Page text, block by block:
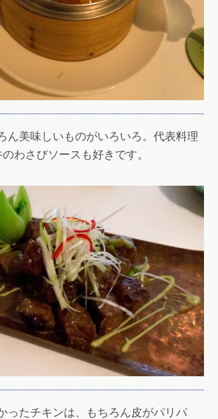
ん美味しいものがいろいろ。代表料理
わさびソースも好きです。
ったチキンは、もちろん皮がパリパ